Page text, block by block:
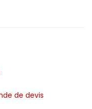
de devis